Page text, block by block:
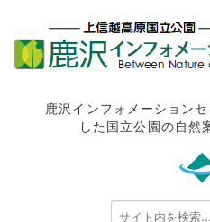
鹿沢インフォメーション
した国立公園の自然
検